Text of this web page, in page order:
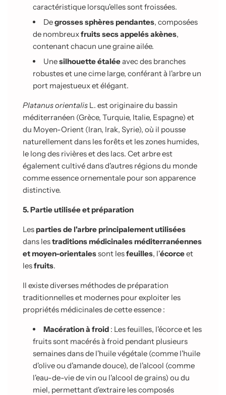
caractéristique lorsqu'elles sont froissées.
Degrosses sphères pendantes, composées
de nombreuxfruits secs appelés akènes,
contenant chacun une graine ailée.
Unesilhouette étaléeavec des branches
robustes et une cime large, conférant à l'arbre un
port majestueux et élégant.
Platanus orientalis L. est originaire du bassin
méditerranéen (Grèce, Turquie, Italie, Espagne) et
du Moyen-Orient (Iran, Irak, Syrie), où il pousse
naturellement dans les forêts et les zones humides,
le long des rivières et des lacs. Cet arbre est
également cultivé dans d'autres régions du monde
comme essence ornementale pour son apparence
distinctive.
5. Partie utilisée et préparation
Les parties de l'arbre principalement utilisées
dans lestraditions médicinales méditerranéennes
et moyen-orientalessont lesfeuilles, l'écorceet
lesfruits.
Il existe diverses méthodes de préparation
traditionnelles et modernes pour exploiter les
propriétés médicinales de cette essence :
Macération à froid : Les feuilles, l'écorce et les
fruits sont macérés à froid pendant plusieurs
semaines dans de l'huile végétale (comme l'huile
d'olive ou d'amande douce), de l'alcool (comme
l'eau-de-vie de vin ou l'alcool de grains) ou du
miel, permettant d'extraire les composés